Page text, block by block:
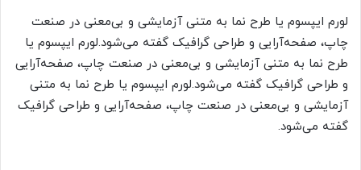
امتیازده
مشتری
لورم ایپسوم یا طرح‌ نما به متنی آزمایشی و بی‌معنی در صنعت
چاپ، صفحه‌آرایی و طراحی گرافیک گفته می‌شود.لورم ایپسوم یا
طرح‌ نما به متنی آزمایشی و بی‌معنی در صنعت چاپ، صفحه‌آرایی
و طراحی گرافیک گفته می‌شود.لورم ایپسوم یا طرح‌ نما به متنی
آزمایشی و بی‌معنی در صنعت چاپ، صفحه‌آرایی و طراحی گرافیک
گفته می‌شود.